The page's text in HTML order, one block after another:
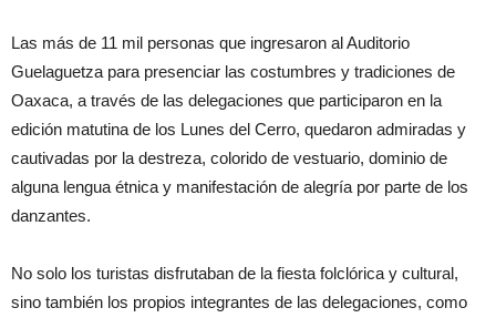
Las más de 11 mil personas que ingresaron al Auditorio
Guelaguetza para presenciar las costumbres y tradiciones de
Oaxaca, a través de las delegaciones que participaron en la
edición matutina de los Lunes del Cerro, quedaron admiradas y
cautivadas por la destreza, colorido de vestuario, dominio de
alguna lengua étnica y manifestación de alegría por parte de los
danzantes.
No solo los turistas disfrutaban de la fiesta folclórica y cultural,
sino también los propios integrantes de las delegaciones, como